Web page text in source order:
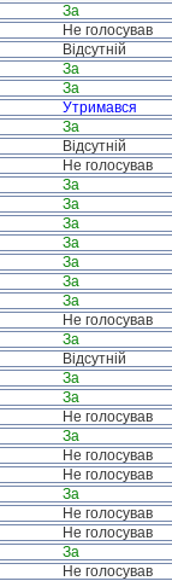
За
Не голосував
Відсутній
За
За
Утримався
За
Відсутній
Не голосував
За
За
За
За
За
За
За
Не голосував
За
Відсутній
За
За
Не голосував
За
Не голосував
Не голосував
За
Не голосував
Не голосував
За
Не голосував